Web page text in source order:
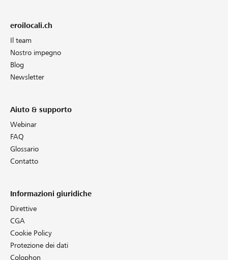
eroilocali.ch
Il team
Nostro impegno
Blog
Newsletter
Aiuto & supporto
Webinar
FAQ
Glossario
Contatto
Informazioni giuridiche
Direttive
CGA
Cookie Policy
Protezione dei dati
Colophon